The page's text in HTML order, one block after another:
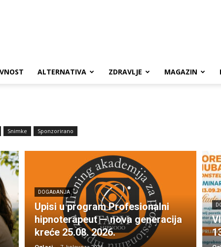
ALTERNATIVA ZDRAVLJE MAGAZIN
Snimke Sponzorirano
DOGAĐANJA
Upisi u program Profesionalni
hipnoterapeut — nova generacija
kreće 25.08. 2026.